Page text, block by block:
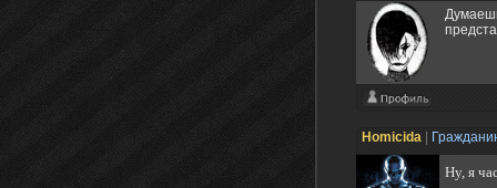
Homicida
Ну, я